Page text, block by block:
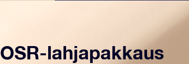
OSR-lahjapakkaus